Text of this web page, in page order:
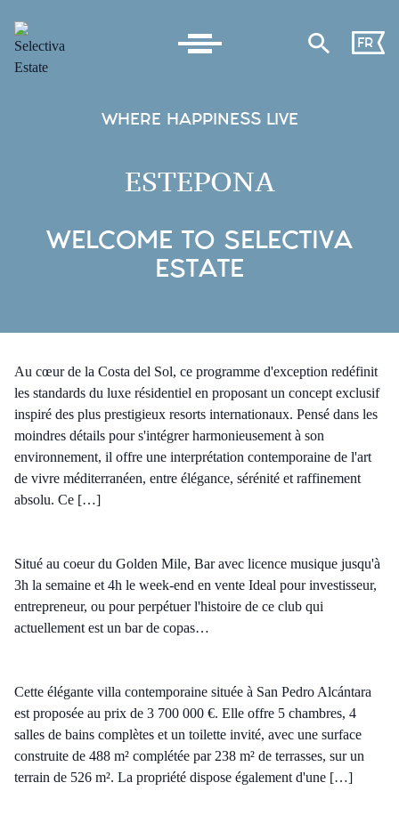
FR
WHERE HAPPINESS LIVE
ESTEPONA
WELCOME TO SELECTIVA
ESTATE
Au cœur de la Costa del Sol, ce programme d'exception redéfinit
les standards du luxe résidentiel en proposant un concept exclusif
inspiré des plus prestigieux resorts internationaux. Pensé dans les
moindres détails pour s'intégrer harmonieusement à son
environnement, il offre une interprétation contemporaine de l'art
de vivre méditerranéen, entre élégance, sérénité et raffinement
absolu. Ce […]
Situé au coeur du Golden Mile, Bar avec licence musique jusqu'à
3h la semaine et 4h le week-end en vente Ideal pour investisseur,
entrepreneur, ou pour perpétuer l'histoire de ce club qui
actuellement est un bar de copas…
Cette élégante villa contemporaine située à San Pedro Alcántara
est proposée au prix de 3 700 000 €. Elle offre 5 chambres, 4
salles de bains complètes et un toilette invité, avec une surface
construite de 488 m² complétée par 238 m² de terrasses, sur un
terrain de 526 m². La propriété dispose également d'une […]